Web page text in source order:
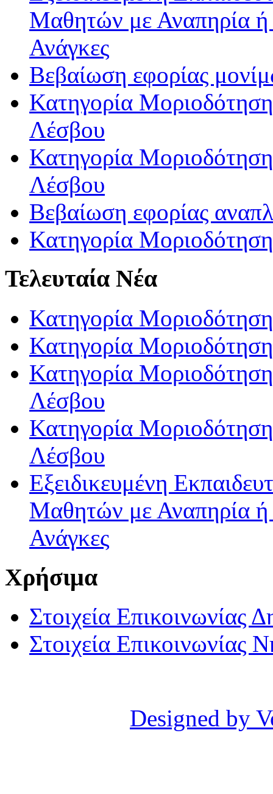
Μαθητών με Αναπηρία ή /
Ανάγκες
Βεβαίωση εφορίας
Κατηγορία
Λέσβου
Κατηγορία
Λέσβου
Βεβαίωση εφορίας
Κατηγορία
Τελευταία Νέα
Κατηγορία
Κατηγορία
Κατηγορία
Λέσβου
Κατηγορία
Λέσβου
Εξειδικευμένη
Μαθητών με Αναπηρία ή /
Ανάγκες
Χρήσιμα
Στοιχεία Επικοινωνίας
Στοιχεία Επικοινωνίας
Designed by